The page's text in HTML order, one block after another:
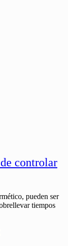
controlar
pueden ser
tiempos